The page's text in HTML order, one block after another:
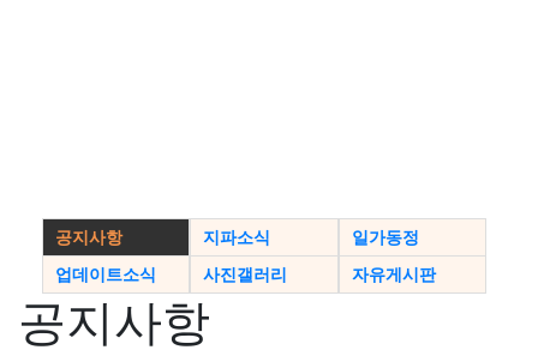
공지사항 지파소식
일가동정
업데이트소식
사진갤러리 자유게시판
공지사항